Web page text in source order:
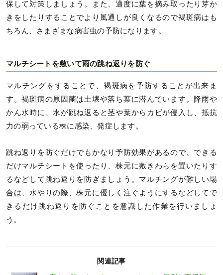
保して対策しましょう。また、適度に葉を摘み取ったり芽か
きをしたりすることでより風通しが良くなるので褐斑病はも
ちろん、さまざまな病害虫の予防になります。
マルチシートを敷いて雨の跳ね返りを防ぐ
マルチングをすることで、褐斑病を予防することが出来ま
す。褐斑病の原因菌は土壌や落ち葉に潜んでいます。降雨や
かん水時に、水が跳ね返ると茎や葉からカビが侵入し、抵抗
力の弱っている株に感染、発症します。
跳ね返りを防ぐだけでもかなり予防効果があるので、できる
だけマルチシートを使ったり、株元に敷きわらを置いたりす
るなどして跳ね返りを防ぎましょう。マルチングが難しい場
合は、水やりの際、株元に優しく注ぐようにするなどしてで
きるだけ跳ね返りを防ぐことを意識した作業を行いましょ
う。
関連記事